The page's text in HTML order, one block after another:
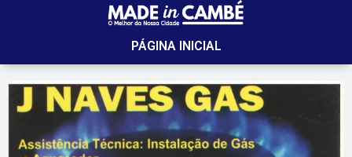
PÁGINA INICIAL